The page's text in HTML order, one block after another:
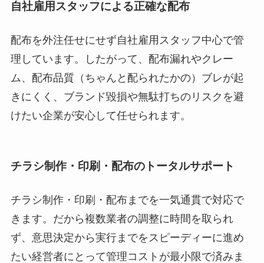
自社雇用スタッフによる正確な配布
配布を外注任せにせず自社雇用スタッフ中心で管
理しています。したがって、配布漏れやクレー
ム、配布品質（ちゃんと配られたかの）ブレが起
きにくく、ブランド毀損や無駄打ちのリスクを避
けたい企業が安心して任せられます。
チラシ制作・印刷・配布のトータルサポート
チラシ制作・印刷・配布までを一気通貫で対応で
きます。だから複数業者の調整に時間を取られ
ず、意思決定から実行までをスピーディーに進め
たい経営者にとって管理コストが最小限で済みま